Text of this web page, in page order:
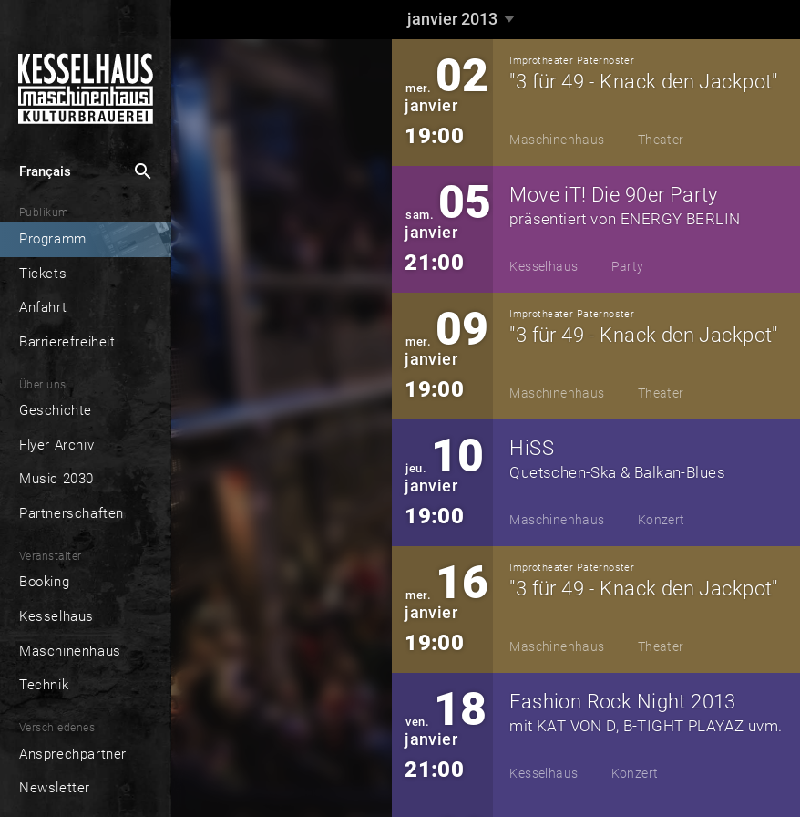
Français search
Publikum
Programm
Tickets
Anfahrt
Barrierefreiheit
Über uns
Geschichte
Flyer Archiv
Music 2030
Partnerschaften
Veranstalter
Booking
Kesselhaus
Maschinenhaus
Technik
Verschiedenes
Ansprechpartner
Newsletter
janvier 2013
mer. 02
janvier
19:00
Improtheater Paternoster
"3 für 49 - Knack den Jackpot"
Maschinenhaus Theater
sam. 05
janvier
21:00
Move iT! Die 90er Party
präsentiert von ENERGY BERLIN
Kesselhaus Party
mer. 09
janvier
19:00
Improtheater Paternoster
"3 für 49 - Knack den Jackpot"
Maschinenhaus Theater
jeu. 10
janvier
19:00
HiSS
Quetschen-Ska & Balkan-Blues
Maschinenhaus Konzert
mer. 16
janvier
19:00
Improtheater Paternoster
"3 für 49 - Knack den Jackpot"
Maschinenhaus Theater
ven. 18
janvier
21:00
Fashion Rock Night 2013
mit KAT VON D, B-TIGHT PLAYAZ uvm.
Kesselhaus Konzert
janvier 2013 ▼